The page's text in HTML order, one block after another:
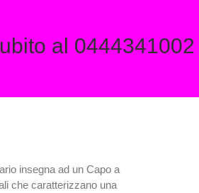
al 0444341002
insegna ad un Capo a
che caratterizzano una